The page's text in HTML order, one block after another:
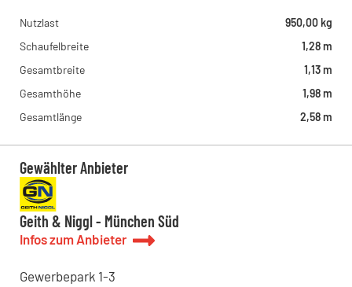
Nutzlast
950,00 kg
Schaufelbreite
1,28 m
Gesamtbreite
1,13 m
Gesamthöhe
1,98 m
Gesamtlänge
2,58 m
Gewählter Anbieter
Geith & Niggl - München Süd
Infos zum Anbieter
Gewerbepark 1-3